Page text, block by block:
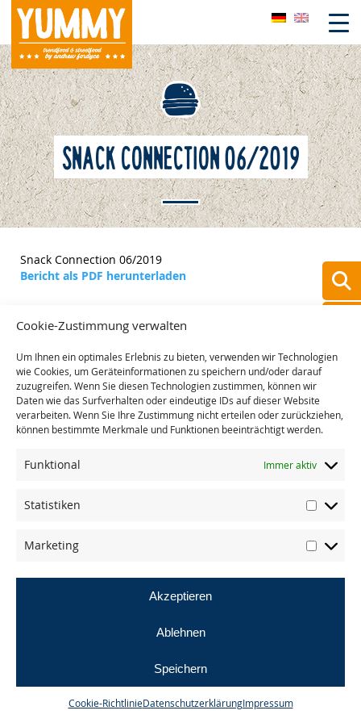
Cookie-Zustimmung verwalten
Um Ihnen ein optimales Erlebnis zu bieten, verwenden wir Technologien
wie Cookies, um Geräteinformationen zu speichern und/oder darauf
zuzugreifen. Wenn Sie diesen Technologien zustimmen, können wir
Daten wie das Surfverhalten oder eindeutige IDs auf dieser Website
verarbeiten. Wenn Sie Ihre Zustimmung nicht erteilen oder zurückziehen,
können bestimmte Merkmale und Funktionen beeinträchtigt werden.
Funktional Immer aktiv
Statistiken
Marketing
Akzeptieren
Ablehnen
Speichern
Cookie-RichtlinieDatenschutzerklärungImpressum
Skip
content
SNACK CONNECTION 06/2019
Snack Connection 06/2019
Bericht als PDF herunterladen
« zurück zu allen Presseberichten
Impressum